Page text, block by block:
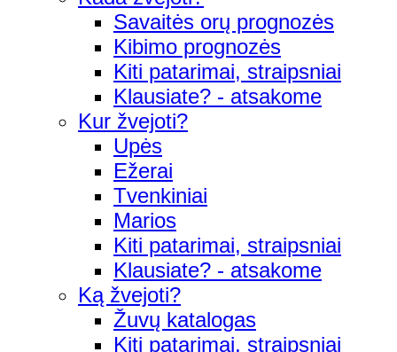
Savaitės orų prognozės
Kibimo prognozės
Kiti patarimai, straipsniai
Klausiate? - atsakome
Kur žvejoti?
Upės
Ežerai
Tvenkiniai
Marios
Kiti patarimai, straipsniai
Klausiate? - atsakome
Ką žvejoti?
Žuvų katalogas
Kiti patarimai, straipsniai